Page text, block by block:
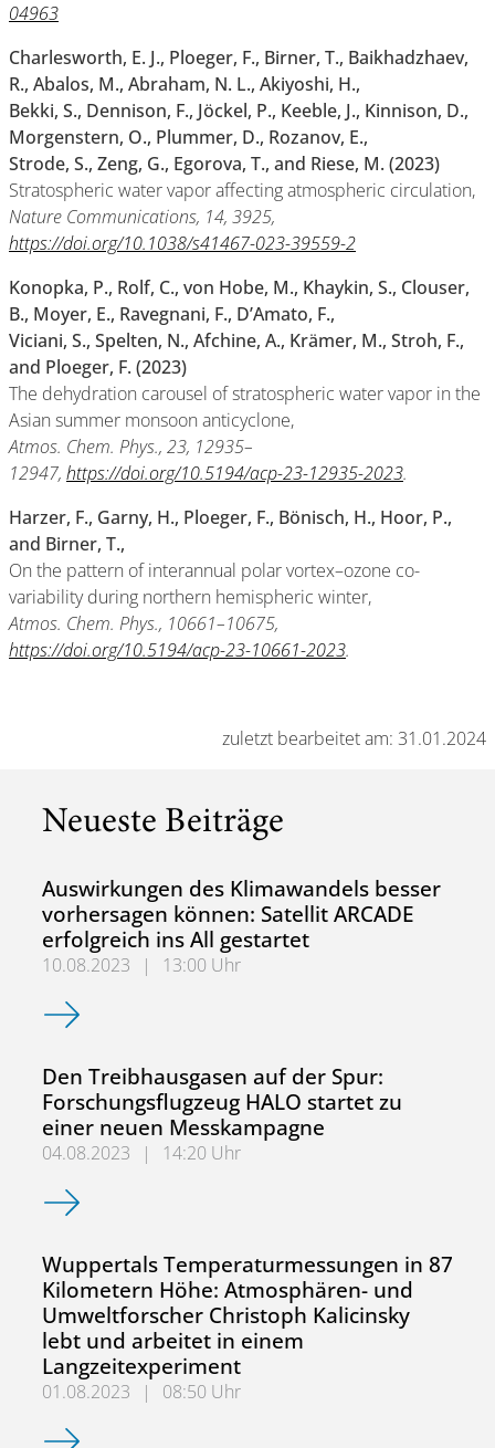
04963
Charlesworth, E. J., Ploeger, F., Birner, T., Baikhadzhaev,
R., Abalos, M., Abraham, N. L., Akiyoshi, H.,
Bekki, S., Dennison, F., Jöckel, P., Keeble, J., Kinnison, D.,
Morgenstern, O., Plummer, D., Rozanov, E.,
Strode, S., Zeng, G., Egorova, T., and Riese, M. (2023)
Stratospheric water vapor affecting atmospheric circulation,
Nature Communications, 14, 3925,
https://doi.org/10.1038/s41467-023-39559-2
Konopka, P., Rolf, C., von Hobe, M., Khaykin, S., Clouser,
B., Moyer, E., Ravegnani, F., D’Amato, F.,
Viciani, S., Spelten, N., Afchine, A., Krämer, M., Stroh, F.,
and Ploeger, F. (2023)
The dehydration carousel of stratospheric water vapor in the
Asian summer monsoon anticyclone,
Atmos. Chem. Phys., 23, 12935–
12947, https://doi.org/10.5194/acp-23-12935-2023.
Harzer, F., Garny, H., Ploeger, F., Bönisch, H., Hoor, P.,
and Birner, T.,
On the pattern of interannual polar vortex–ozone co-
variability during northern hemispheric winter,
Atmos. Chem. Phys., 10661–10675,
https://doi.org/10.5194/acp-23-10661-2023.
zuletzt bearbeitet am: 31.01.2024
Neueste Beiträge
Auswirkungen des Klimawandels besser
vorhersagen können: Satellit ARCADE
erfolgreich ins All gestartet
10.08.2023 |
13:00 Uhr
Auswirkungen des Klimawandels besser vorhersagen
Den Treibhausgasen auf der Spur:
Forschungsflugzeug HALO startet zu
einer neuen Messkampagne
04.08.2023 |
14:20 Uhr
Den Treibhausgasen auf der Spur: Forschungsflugzeug
Wuppertals Temperaturmessungen in 87
Kilometern Höhe: Atmosphären- und
Umweltforscher Christoph Kalicinsky
lebt und arbeitet in einem
Langzeitexperiment
01.08.2023 |
08:50 Uhr
Wuppertals Temperaturmessungen in 87 Kilometern